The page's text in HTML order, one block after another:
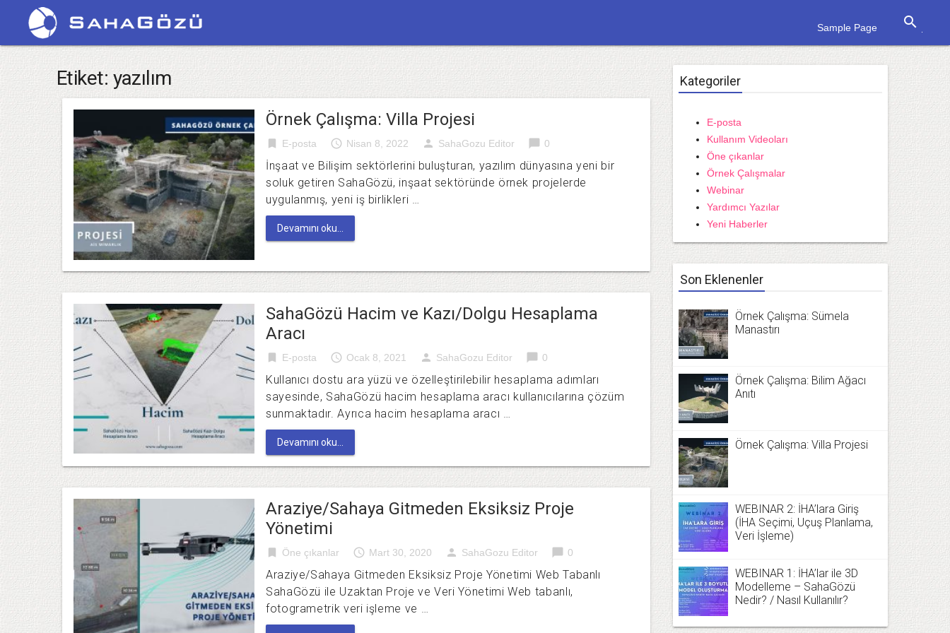
Sample Page search
Etiket: yazılım
Örnek Çalışma: Villa Projesi
bookmark E-posta access_time Nisan 8, 2022 person SahaGozu Editor chat_bubble 0
İnşaat ve Bilişim sektörlerini buluşturan, yazılım dünyasına yeni bir
soluk getiren SahaGözü, inşaat sektöründe örnek projelerde
uygulanmış, yeni iş birlikleri …
Devamını oku...
SahaGözü Hacim ve Kazı/Dolgu Hesaplama
Aracı
bookmark E-posta access_time Ocak 8, 2021 person SahaGozu Editor 0
Kullanıcı dostu ara yüzü ve özelleştirilebilir hesaplama adımları
sayesinde, SahaGözü hacim hesaplama aracı kullanıcılarına çözüm
sunmaktadır. Ayrıca hacim hesaplama aracı …
Devamını oku...
Araziye/Sahaya Gitmeden Eksiksiz Proje
Yönetimi
bookmark Öne çıkanlar access_time Mart 30, 2020 person SahaGozu Editor 0
Araziye/Sahaya Gitmeden Eksiksiz Proje Yönetimi Web Tabanlı
SahaGözü ile Uzaktan Proje ve Veri Yönetimi Web tabanlı,
fotogrametrik veri işleme ve …
Kategoriler
E-posta
Kullanım Videoları
Öne çıkanlar
Örnek Çalışmalar
Webinar
Yardımcı Yazılar
Yeni Haberler
Son Eklenenler
Örnek Çalışma: Sümela
Manastırı
Örnek Çalışma: Bilim Ağacı
Anıtı
Örnek Çalışma: Villa Projesi
WEBINAR 2: İHA’lara Giriş
(İHA Seçimi, Uçuş Planlama,
Veri İşleme)
WEBINAR 1: İHA’lar ile 3D
Modelleme – SahaGözü
Nedir? / Nasıl Kullanılır?